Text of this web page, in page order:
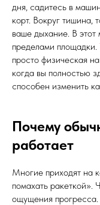
дня, садитесь в
корт. Вокруг тишина,
ваше дыхание. В
пределами площадки.
просто физическая
когда вы полностью
способен изменить
Почему
работает
Многие приходят на
помахать ракеткой».
ощущения